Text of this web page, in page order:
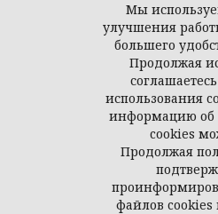
Политика
© Демис.
Мы
улучшения
большего
Продолжая
использования
информацию об
cookies
Продолжая
файлов